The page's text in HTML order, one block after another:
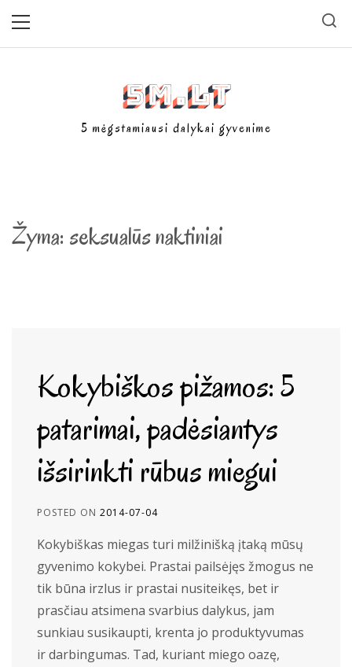
5m.lt
5 mėgstamiausi dalykai gyvenime
Žyma: seksualūs naktiniai
Kokybiškos pižamos: 5
patarimai, padėsiantys
išsirinkti rūbus miegui
POSTED ON 2014-07-04
Kokybiškas miegas turi milžinišką įtaką mūsų
gyvenimo kokybei. Prastai pailsėjęs žmogus ne
tik būna irzlus ir prastai nusiteikęs, bet ir
prasčiau atsimena svarbius dalykus, jam
sunkiau susikaupti, krenta jo produktyvumas
ir darbingumas. Tad, kuriant miego oazę,